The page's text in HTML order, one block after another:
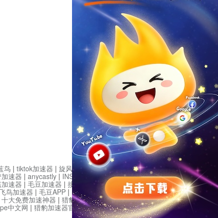
鸟 | tiktok加速器 | 旋风加速度器|旋风加速 |
速器 | anycastly | INS加速器|INS加速器免费版
速器 | 毛豆加速器 | 接码平台 接码S |西柚加速
鸟加速器 | 毛豆APP | PIKPAK 安卓vqn免费| 一
十大免费加速神器 | 猎豹加速器|蚂蚁加速器|坚
中文网 | 猎豹加速器官网|烧饼哥加速器官网|